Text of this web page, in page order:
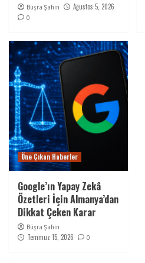
Büşra Şahin Ağustos 5, 2026
0
Öne Çıkan Haberler
Google’ın Yapay Zekâ
Özetleri İçin Almanya’dan
Dikkat Çeken Karar
Büşra Şahin
Temmuz 15, 2026 0